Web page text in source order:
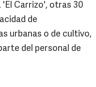
'El Carrizo', otras 30
de
urbanas o de cultivo,
del personal de